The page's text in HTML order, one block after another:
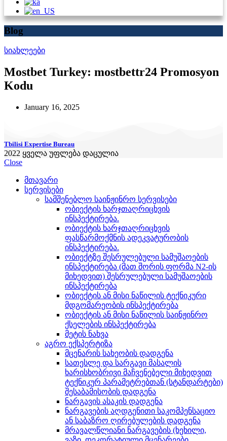
Blog
სიახლეები
Mostbet Turkey: ️mostbettr24 Promosyon
Kodu
January 16, 2025
Tbilisi Expertise Bureau
2022 ყველა უფლება დაცულია
Close
მთავარი
სერვისები
სამშენებლო საინჟინრო სერვისები
ობიექტის ხარჯთაღრიცხვის
ინსპექტირება.
ობიექტის ხარჯთაღრიცხვის
ფასწარმოქმნის ადეკვატურობის
ინსპექტირება.
ობიექტზე შესრულებული სამუშაოების
ინსპექტირება (მათ შორის ფორმა N2-ის
მიხედვით) შესრულებული სამუშაოების
ინსპექტირება
ობიექტის ან მისი ნაწილის ტექნიკური
მდგომარეობის ინსპექტირება
ობიექტის ან მისი ნაწილის საინჟინრო
ქსელების ინსპექტირება
მეტის ნახვა
აგრო ექსპერტიზა
მცენარის სახეობის დადგენა
სათესლე და სარგავი მასალის
ხარისხობრივი მაჩვენებელი მიხედვით
ტექნიკურ პარამეტრებთან (სტანდარტები)
შესაბამისობის დადგენა
ნარგავის ასაკის დადგენა
ნარგავების აღდგენითი საკომპენსაციო
ან საბაზრო ღირებულების დადგენა
მრავალწლიანი ნარგავების (ხეხილი,